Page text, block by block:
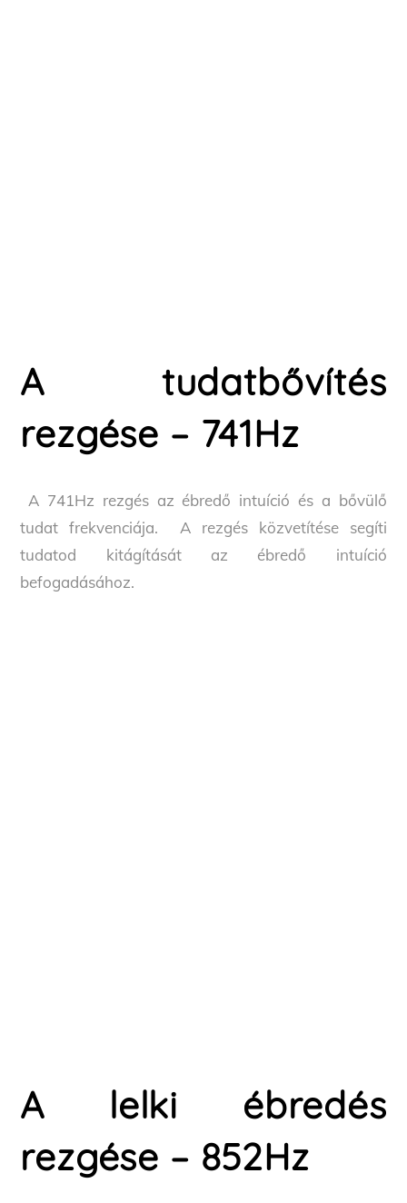
A tudatbővítés
rezgése – 741Hz
A 741Hz rezgés az ébredő intuíció és a bővülő
tudat frekvenciája. A rezgés közvetítése segíti
tudatod kitágítását az ébredő intuíció
befogadásához.
A lelki ébredés
rezgése – 852Hz